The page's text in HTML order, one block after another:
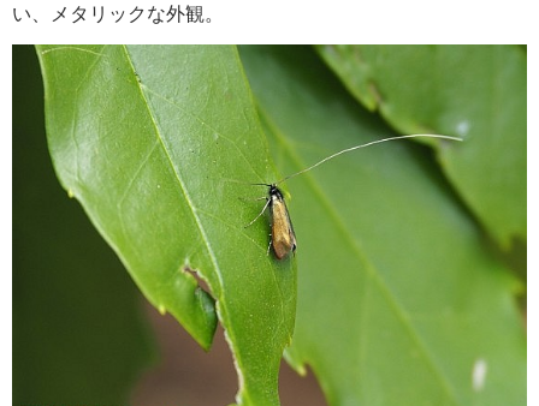
い、メタリックな外観。